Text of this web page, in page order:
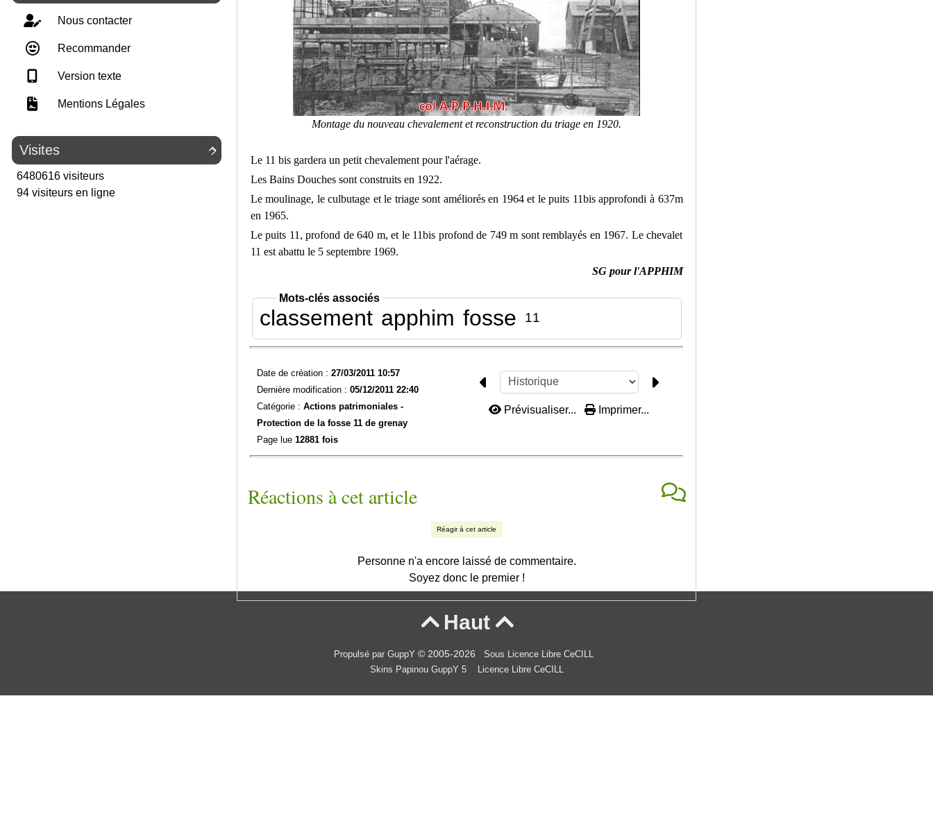
Nous contacter
Recommander
Version texte
Mentions Légales

Visites
6480616 visiteurs
94 visiteurs en ligne
Montage du nouveau chevalementet reconstruction du triage en 1920.
Le 11 bis gardera un petit chevalement pour l'aérage.
Les Bains Douches sont construits en 1922.
Le moulinage, le culbutage et le triage sont améliorés en 1964 et le puits 11bis approfondi à 637m
en 1965.
Le puits 11, profond de 640 m, et le 11bis profond de 749 m sont remblayés en 1967. Le chevalet
11 est abattu le 5 septembre 1969.
SG pour l'APPHIM
Mots-clés associés
classement apphim fosse 11
Date de création : 27/03/2011 10:57
Dernière modification : 05/12/2011 22:40
Catégorie : Actions patrimoniales -
Protection de la fosse 11 de grenay
Page lue 12881 fois
Prévisualiser... Imprimer...
Réactions à cet article
Réagir à cet article
Personne n'a encore laissé de commentaire.
Soyez donc le premier !
Haut 
Propulsé par GuppY © 2005-2026
Sous Licence Libre CeCILL
Skins Papinou GuppY 5
Licence Libre CeCILL